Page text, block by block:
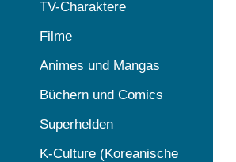
TV-Charaktere
Filme
Animes und Mangas
Büchern und Comics
Superhelden
K-Culture (Koreanische